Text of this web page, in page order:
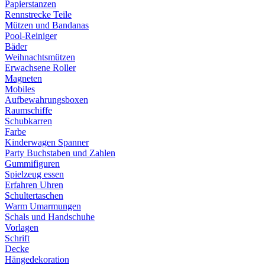
Papierstanzen
Rennstrecke Teile
Mützen und Bandanas
Pool-Reiniger
Bäder
Weihnachtsmützen
Erwachsene Roller
Magneten
Mobiles
Aufbewahrungsboxen
Raumschiffe
Schubkarren
Farbe
Kinderwagen Spanner
Party Buchstaben und Zahlen
Gummifiguren
Spielzeug essen
Erfahren Uhren
Schultertaschen
Warm Umarmungen
Schals und Handschuhe
Vorlagen
Schrift
Decke
Hängedekoration